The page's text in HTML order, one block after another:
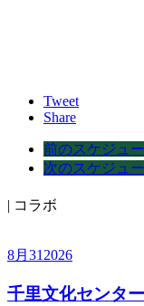
Tweet
Share
前のスケジュ
次のスケジュ
| コラボ
8月 31 2026
千里文化センタ